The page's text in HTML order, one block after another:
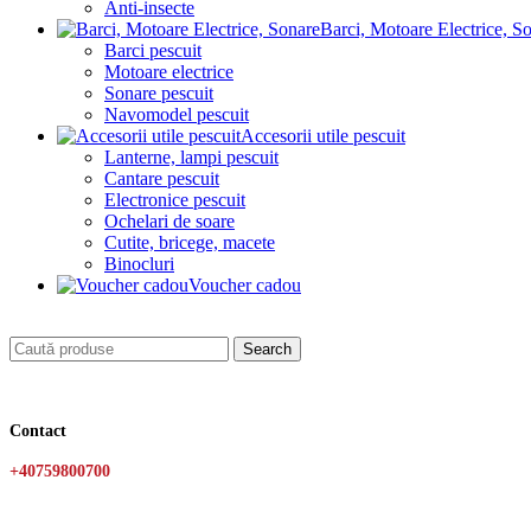
Anti-insecte
Barci, Motoare Electrice,
Barci pescuit
Motoare electrice
Sonare pescuit
Navomodel pescuit
Accesorii utile pescuit
Lanterne, lampi pescuit
Cantare pescuit
Electronice pescuit
Ochelari de soare
Cutite, bricege, macete
Binocluri
Voucher cadou
Search
Contact
+40759800700